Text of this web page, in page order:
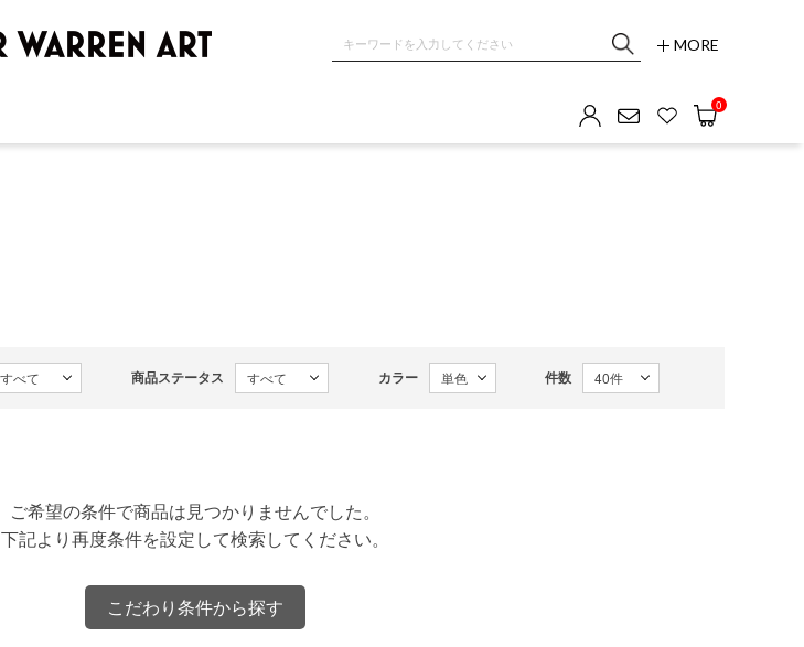
GREENROOM GALLERY MORE
0
商品ステータス カラー 件数
ご希望の条件で商品は見つかりませんでした。
下記より再度条件を設定して検索してください。
こだわり条件から探す